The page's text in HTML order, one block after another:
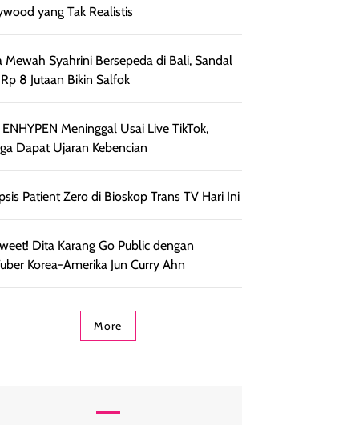
yang Tak Realistis
Mewah Syahrini Bersepeda di Bali, Sandal
Rp 8 Jutaan Bikin Salfok
ENHYPEN Meninggal Usai Live TikTok,
Dapat Ujaran Kebencian
Patient Zero di Bioskop Trans TV Hari Ini
Dita Karang Go Public dengan
Korea-Amerika Jun Curry Ahn
More